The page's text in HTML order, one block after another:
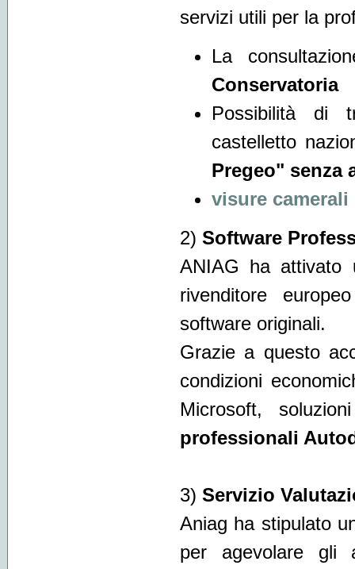
servizi utili per la
La
Conservatoria
Possibilità di
castelletto
Pregeo" senza
visure camerali
2) Software
ANIAG ha attivato
rivenditore
software originali.
Grazie a questo
condizioni
Microsoft,
professionali
3) Servizio
Aniag ha stipulato
per agevolare gli